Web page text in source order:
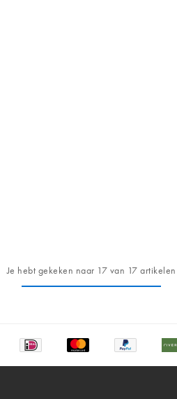
Je hebt gekeken naar 17 van 17 artikelen